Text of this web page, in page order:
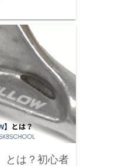
とは？初心者